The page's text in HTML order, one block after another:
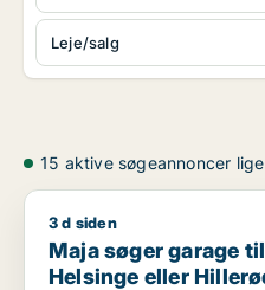
Leje/salg
15 aktive søgeannoncer
Maja søger garage til leje i
3 d siden
Maja søger garage
Helsinge eller